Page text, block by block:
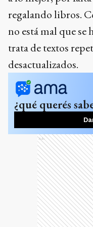
regalando libros.
no está mal que se
trata de textos
desactualizados.
¿qué querés
Ads